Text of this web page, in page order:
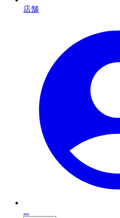
店舗
...